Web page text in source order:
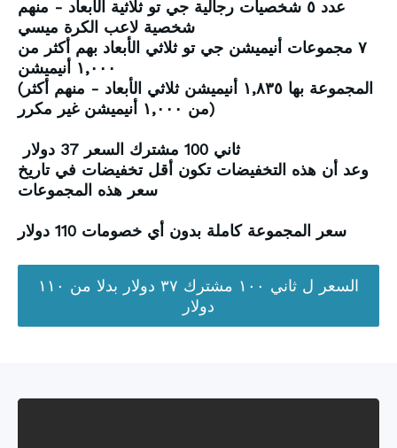
عدد ٥ شخصيات رجالية جي تو ثلاثية الأبعاد - منهم
شخصية لاعب الكرة ميسي
٧ مجموعات أنيميشن جي تو ثلاثي الأبعاد بهم أكثر من
(المجموعة بها ١,٨٣٥ أنيميشن ثلاثي الأبعاد - منهم أكثر
من ١,٠٠٠ أنيميشن غير مكرر)
ثاني 100 مشترك السعر 37 دولار
وعد أن هذه التخفيضات تكون أقل تخفيضات في تاريخ
سعر المجموعة كاملة بدون أي خصومات 110 دولار
السعر ل ثاني ١٠٠ مشترك ٣٧ دولار بدلا من ١١٠
دولار